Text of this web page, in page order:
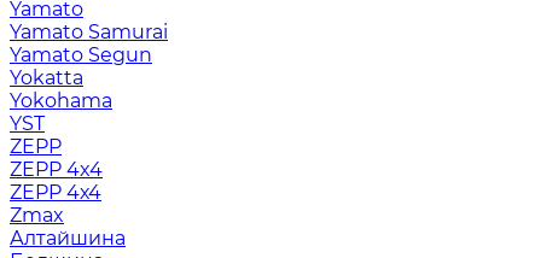
Yamato
Yamato Samurai
Yamato Segun
Yokatta
Yokohama
YST
ZEPP
ZEPP 4x4
ZEPP 4х4
Zmax
Алтайшина